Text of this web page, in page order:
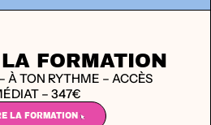
FORMATION
À TON RYTHME – ACCÈS
– 347€
LA FORMATION